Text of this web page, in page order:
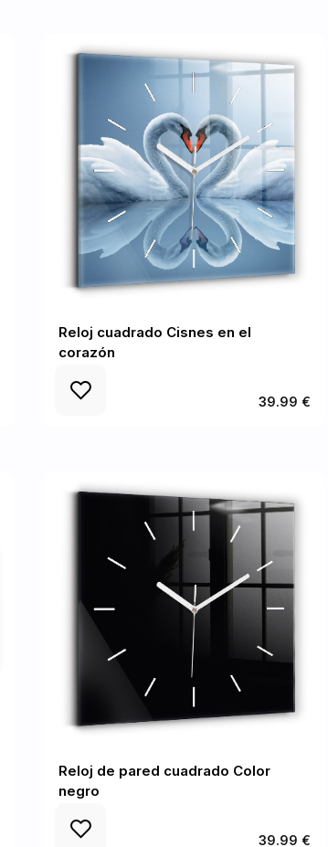
Reloj cuadrado Cisnes en el
corazón
39.99 €
Reloj de pared cuadrado Color
negro
39.99 €